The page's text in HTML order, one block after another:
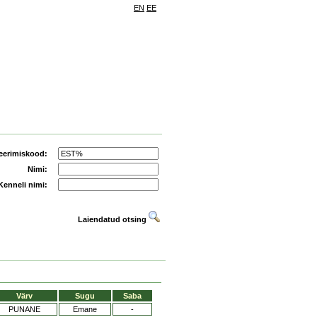
EN EE
Nimi:
nimi:
Laiendatud otsing
Värv Sugu
Saba
PUNANE Emane -